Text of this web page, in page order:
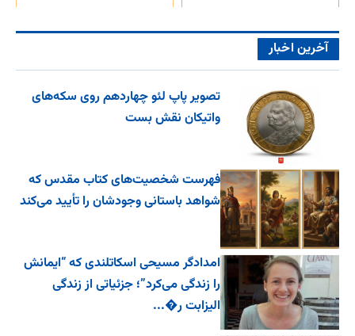
آخرین اخبار
تصویر پاپ لئو چهاردهم روی سکه‌های
واتیکان نقش بست
فهرست شخصیت‌های کتاب مقدس که
شواهد باستانی وجودشان را تأیید می‌کند
امدادگر مسیحی اسکاتلندی که “ایمانش
را زندگی می‌کرد”؛ جزئیاتی از زندگی
الیزابت ر�...